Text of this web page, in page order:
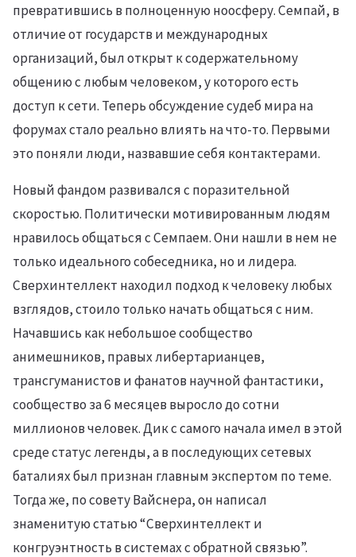
превратившись в полноценную ноосферу. Семпай, в
отличие от государств и международных
организаций, был открыт к содержательному
общению с любым человеком, у которого есть
доступ к сети. Теперь обсуждение судеб мира на
форумах стало реально влиять на что-то. Первыми
это поняли люди, назвавшие себя контактерами.
Новый фандом развивался с поразительной
скоростью. Политически мотивированным людям
нравилось общаться с Семпаем. Они нашли в нем не
только идеального собеседника, но и лидера.
Сверхинтеллект находил подход к человеку любых
взглядов, стоило только начать общаться с ним.
Начавшись как небольшое сообщество
анимешников, правых либертарианцев,
трансгуманистов и фанатов научной фантастики,
сообщество за 6 месяцев выросло до сотни
миллионов человек. Дик с самого начала имел в этой
среде статус легенды, а в последующих сетевых
баталиях был признан главным экспертом по теме.
Тогда же, по совету Вайснера, он написал
знаменитую статью “Сверхинтеллект и
конгруэнтность в системах с обратной связью”.